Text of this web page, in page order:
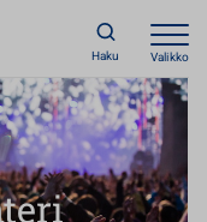
Haku Valikko